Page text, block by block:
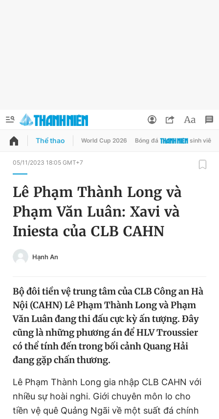
QUẢNG CÁO ĐẶT BÁO
Chuyên mục
Chuyên mục khác
Chào ngày mới
Tin thị trường
Video Magazine
Sản phẩm khác
Thông tin tòa soạn Liên hệ quảng cáo
Đổi mật khẩu
Tin đã lưu
Thể thao World Cup 2026 Bóng đá sinh viên
05/11/2023 18:05 GMT+7
Lê Phạm Thành Long và
Phạm Văn Luân: Xavi và
Iniesta của CLB CAHN
Hạnh An
Bộ đôi tiền vệ trung tâm của CLB Công an Hà
Nội (CAHN) Lê Phạm Thành Long và Phạm
Văn Luân đang thi đấu cực kỳ ấn tượng. Đây
cũng là những phương án để HLV Troussier
có thể tính đến trong bối cảnh Quang Hải
đang gặp chấn thương.
Lê Phạm Thành Long gia nhập CLB CAHN với
nhiều sự hoài nghi. Giới chuyên môn lo cho
tiền vệ quê Quảng Ngãi về một suất đá chính